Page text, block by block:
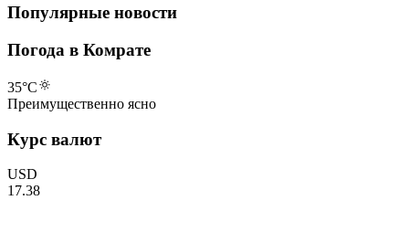
Популярные новости
Погода в Комрате
35°C
Преимущественно ясно
Курс валют
USD
17.38